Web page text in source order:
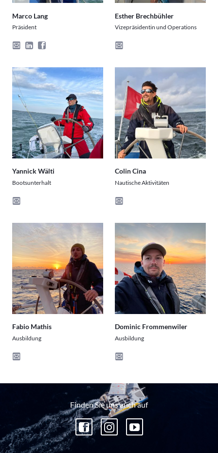
Marco Lang
Präsident
Esther Brechbühler
Vizepräsidentin und Operations
Yannick Wälti
Bootsunterhalt
Colin Cina
Nautische Aktivitäten
Fabio Mathis
Ausbildung
Dominic Frommenwiler
Ausbildung
Finden Sie uns auch auf